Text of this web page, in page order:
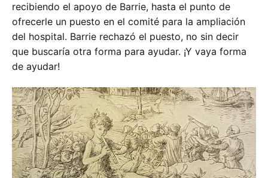
recibiendo el apoyo de Barrie, hasta el punto de
ofrecerle un puesto en el comité para la ampliación
del hospital. Barrie rechazó el puesto, no sin decir
que buscaría otra forma para ayudar. ¡Y vaya forma
de ayudar!